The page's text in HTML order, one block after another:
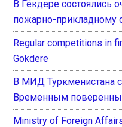
В Гёкдере состоялись
пожарно-прикладному
Regular competitions in
Gokdere
В МИД Туркменистана
Временным
Ministry of Foreign